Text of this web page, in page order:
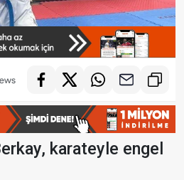
karateyle engel